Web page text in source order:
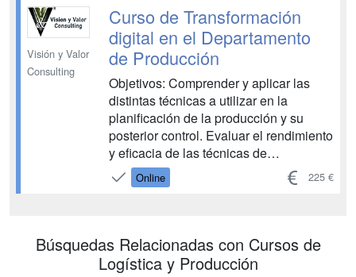
la cadena de suministros es manejar de
la mejor maner...
Visión y Valor
Consulting
Curso de Transformación
digital en el Departamento
de Producción
Objetivos: Comprender y aplicar las
distintas técnicas a utilizar en la
planificación de la producción y su
posterior control. Evaluar el rendimiento
y eficacia de las técnicas de
planificación y control....
Online 225 €
Búsquedas Relacionadas con Cursos de
Logística y Producción